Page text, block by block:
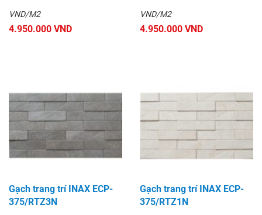
VND/M2
4.950.000 VND
VND/M2
4.950.000 VND
Gạch trang trí INAX ECP-
375/RTZ3N
Gạch trang trí INAX ECP-
375/RTZ1N